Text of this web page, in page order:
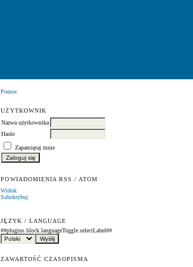
Pomoc
UŻYTKOWNIK
Nazwa użytkownika
Hasło
Zapamiętaj mnie
POWIADOMIENIA RSS / ATOM
Widok
Subskrybuj
JĘZYK / LANGUAGE
##plugins.block.languageToggle.selectLabel##
ZAWARTOŚĆ CZASOPISMA